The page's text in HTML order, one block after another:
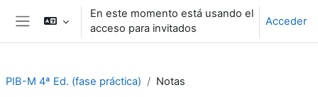
Salta al contenido principal
Panel lateral
En este momento está usando el
acceso para invitados
Acceder
PIB-M 4ª Ed. (fase práctica) Notas